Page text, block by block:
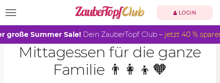
TOGGLE NAVIGATION LOGIN
große Summer Sale! Dein ZauberTopf Club – jetzt 40 %
Mittagessen für die ganze
Familie 👨‍👩‍👦🧡